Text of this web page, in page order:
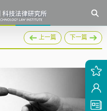
上一篇 下一篇